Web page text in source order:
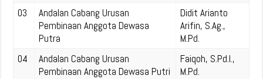
03
Andalan Cabang Urusan
Pembinaan Anggota Dewasa
Putra
Didit Arianto
Arifin, S.Ag.,
M.Pd.
04
Andalan Cabang Urusan
Pembinaan Anggota Dewasa Putri
Faiqoh, S.Pd.I.,
M.Pd.